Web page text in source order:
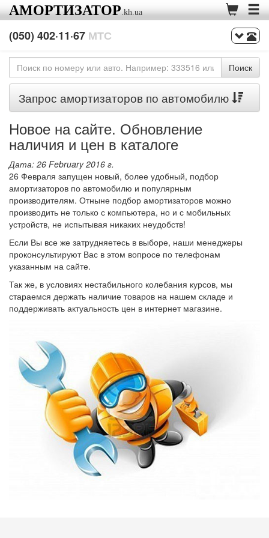
АМОРТИЗАТОР.kh.ua
(050) 402·11·67 МТС
(097) 020·07·27Киевстар
(093) 364·99·07Life
Запрос амортизаторов по автомобилю
Новое на сайте. Обновление
наличия и цен в каталоге
Дата: 26 February 2016 г.
26 Февраля запущен новый, более удобный, подбор
амортизаторов по автомобилю и популярным
производителям. Отныне подбор амортизаторов можно
производить не только с компьютера, но и с мобильных
устройств, не испытывая никаких неудобств!
Если Вы все же затрудняетесь в выборе, наши менеджеры
проконсультируют Вас в этом вопросе по телефонам
указанным на сайте.
Так же, в условиях нестабильного колебания курсов, мы
стараемся держать наличие товаров на нашем складе и
поддерживать актуальность цен в интернет магазине.